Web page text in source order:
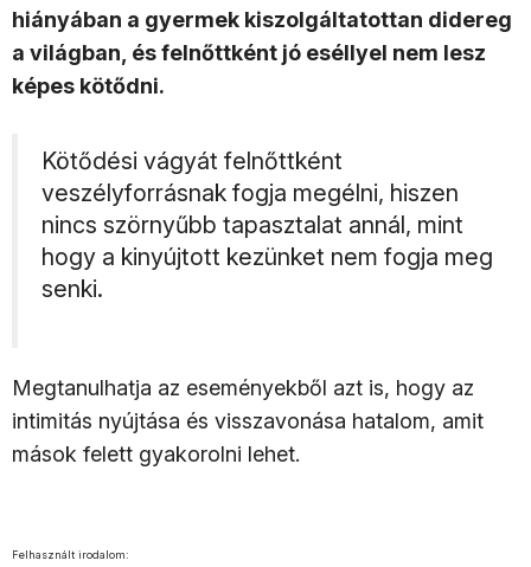
hiányában a gyermek kiszolgáltatottan didereg
a világban, és felnőttként jó eséllyel nem lesz
képes kötődni.
Kötődési vágyát felnőttként
veszélyforrásnak fogja megélni, hiszen
nincs szörnyűbb tapasztalat annál, mint
hogy a kinyújtott kezünket nem fogja meg
senki.
Megtanulhatja az eseményekből azt is, hogy az
intimitás nyújtása és visszavonása hatalom, amit
mások felett gyakorolni lehet.
Felhasznált irodalom: